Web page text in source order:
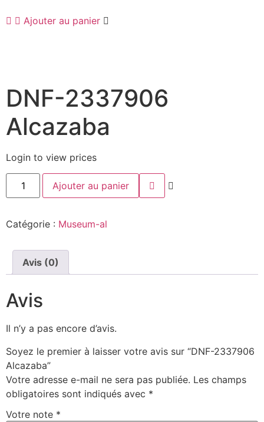
Ajouter au panier
DNF-2337906
Alcazaba
Login to view prices
Ajouter au panier
Catégorie : Museum-al
Avis (0)
Avis
Il n’y a pas encore d’avis.
Soyez le premier à laisser votre avis sur “DNF-2337906
Alcazaba”
Votre adresse e-mail ne sera pas publiée. Les champs
obligatoires sont indiqués avec *
Votre note *